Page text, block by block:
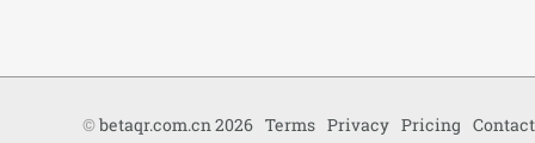
©betaqr.com.cn 2026 Terms Privacy Pricing Contact